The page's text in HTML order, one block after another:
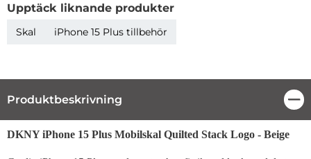
Upptäck liknande produkter
Skal iPhone 15 Plus tillbehör
Produktbeskrivning
Produktbeskrivning
DKNY iPhone 15 Plus Mobilskal Quilted Stack Logo - Beige